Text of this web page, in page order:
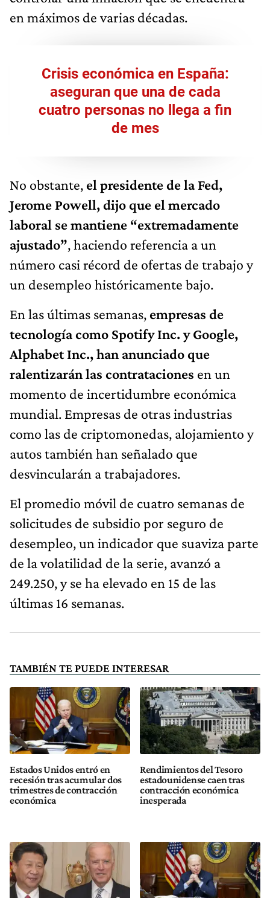
en máximos de varias décadas.
Crisis económica en España:
aseguran que una de cada
cuatro personas no llega a fin
de mes
No obstante, el presidente de la Fed,
Jerome Powell, dijo que el mercado
laboral se mantiene “extremadamente
ajustado”, haciendo referencia a un
número casi récord de ofertas de trabajo y
un desempleo históricamente bajo.
En las últimas semanas, empresas de
tecnología como Spotify Inc. y Google,
Alphabet Inc., han anunciado que
ralentizarán las contrataciones en un
momento de incertidumbre económica
mundial. Empresas de otras industrias
como las de criptomonedas, alojamiento y
autos también han señalado que
desvincularán a trabajadores.
El promedio móvil de cuatro semanas de
solicitudes de subsidio por seguro de
desempleo, un indicador que suaviza parte
de la volatilidad de la serie, avanzó a
249.250, y se ha elevado en 15 de las
últimas 16 semanas.
TAMBIÉN TE PUEDE INTERESAR
Estados Unidos entró en
recesión tras acumular dos
trimestres de contracción
económica
Rendimientos del Tesoro
estadounidense caen tras
contracción económica
inesperada